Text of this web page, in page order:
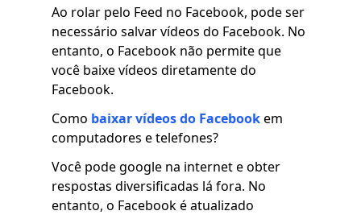
Ao rolar pelo Feed no Facebook, pode ser
necessário salvar vídeos do Facebook. No
entanto, o Facebook não permite que
você baixe vídeos diretamente do
Facebook.
Como baixar vídeos do Facebookem
computadores e telefones?
Você pode google na internet e obter
respostas diversificadas lá fora. No
entanto, o Facebook é atualizado